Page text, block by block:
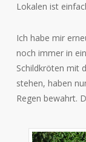
Lokalen ist
Ich habe mir
noch immer in
Schildkröten mit
stehen, haben
Regen bewahrt.